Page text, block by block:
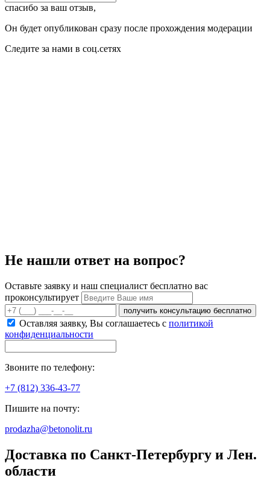
спасибо за ваш отзыв,
Он будет опубликован сразу после прохождения модерации
Следите за нами в соц.сетях
Не нашли ответ на вопрос?
Оставьте заявку и наш специалист бесплатно вас
проконсультирует
получить консультацию бесплатно
Оставляя заявку, Вы соглашаетесь с политикой
конфиденциальности
Звоните по телефону:
+7 (812) 336-43-77
Пишите на почту:
prodazha@betonolit.ru
Доставка по Санкт-Петербургу и Лен.
области